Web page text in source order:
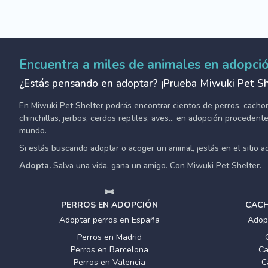
Encuentra a miles de animales en
¿Estás pensando en adoptar? ¡Prueba Miwuki Pet
En Miwuki Pet Shelter podrás encontrar cientos de perros,
chinchillas, jerbos, cerdos reptiles, aves... en adopción
mundo.
Si estás buscando adoptar o acoger un animal, ¡estás en el sitio
Adopta. Salva una vida, gana un amigo. Con Miwuki Pet Shelter.
PERROS EN ADOPCIÓN
Adoptar perros en España
Perros en Madrid
Perros en Barcelona
Perros en Valencia